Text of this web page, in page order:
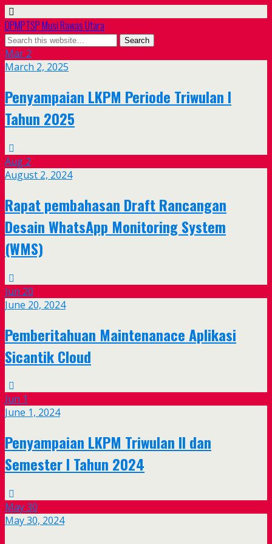
DPMPTSP Musi Rawas Utara
Mar 2
March 2, 2025
Penyampaian LKPM Periode Triwulan I
Tahun 2025
Aug 2
August 2, 2024
Rapat pembahasan Draft Rancangan
Desain WhatsApp Monitoring System
(WMS)
Jun 20
June 20, 2024
Pemberitahuan Maintenanace Aplikasi
Sicantik Cloud
Jun 1
June 1, 2024
Penyampaian LKPM Triwulan II dan
Semester I Tahun 2024
May30
May 30, 2024